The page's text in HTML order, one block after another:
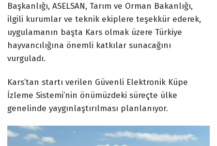
Başkanlığı, ASELSAN, Tarım ve Orman Bakanlığı,
ilgili kurumlar ve teknik ekiplere teşekkür ederek,
uygulamanın başta Kars olmak üzere Türkiye
hayvancılığına önemli katkılar sunacağını
vurguladı.
Kars’tan startı verilen Güvenli Elektronik Küpe
İzleme Sistemi’nin önümüzdeki süreçte ülke
genelinde yaygınlaştırılması planlanıyor.